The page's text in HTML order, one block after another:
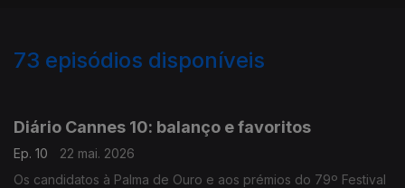
73 episódios disponíveis
Diário Cannes 10: balanço e favoritos
Ep. 10
22 mai. 2026
Os candidatos à Palma de Ouro e aos prémios do 79º Festival